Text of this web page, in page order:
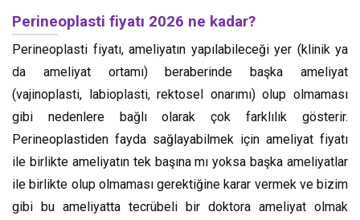
Perineoplasti fiyatı 2026 ne kadar?
Perineoplasti fiyatı, ameliyatın yapılabileceği yer (klinik ya
da ameliyat ortamı) beraberinde başka ameliyat
(vajinoplasti, labioplasti, rektosel onarımı) olup olmaması
gibi nedenlere bağlı olarak çok farklılık gösterir.
Perineoplastiden fayda sağlayabilmek için ameliyat fiyatı
ile birlikte ameliyatın tek başına mı yoksa başka ameliyatlar
ile birlikte olup olmaması gerektiğine karar vermek ve bizim
gibi bu ameliyatta tecrübeli bir doktora ameliyat olmak